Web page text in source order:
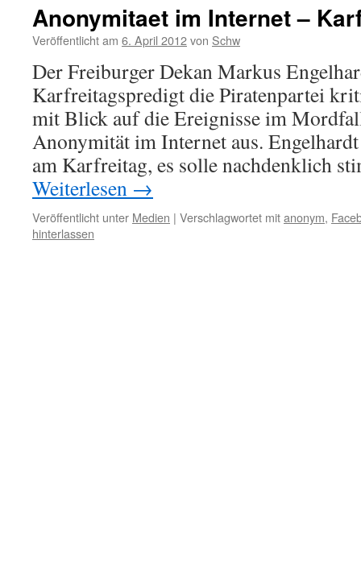
Anonymitaet im Internet –
Veröffentlicht am 6. April 2012von Schw
Der Freiburger Dekan Markus
Karfreitagspredigt die Piratenpartei
mit Blick auf die Ereignisse im
Anonymität im Internet aus.
am Karfreitag, es solle nachdenklich
Weiterlesen →
Veröffentlicht unter Medien | Verschlagwortet mitanonym,
hinterlassen